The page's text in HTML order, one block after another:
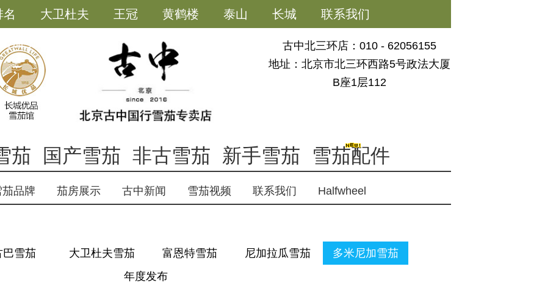
名 大卫杜夫 王冠 黄鹤楼 泰山 长城 联系我们
茄小助手
古中北三环店：010 - 62056155
地址：北京市北三环西路5号政法大厦
B座1层112
茄 国产雪茄 非古雪茄 新手雪茄 雪茄配件
茄品牌 茄房展示 古中新闻 雪茄视频 联系我们 Halfwheel
巴雪茄 大卫杜夫雪茄 富恩特雪茄 尼加拉瓜雪茄
多米尼加雪茄
年度发布